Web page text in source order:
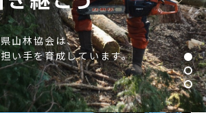
山林協会は、
い手を育成しています。